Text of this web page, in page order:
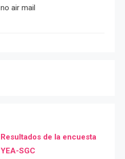
no air mail
Resultados de la encuesta
YEA-SGC